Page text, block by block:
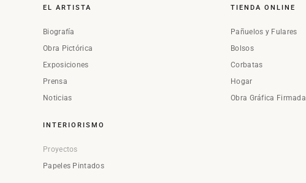
EL ARTISTA
Biografía
Obra Pictórica
Exposiciones
Prensa
Noticias
INTERIORISMO
Proyectos
Papeles Pintados
TIENDA ONLINE
Pañuelos y Fulares
Bolsos
Corbatas
Hogar
Obra Gráfica Firmada